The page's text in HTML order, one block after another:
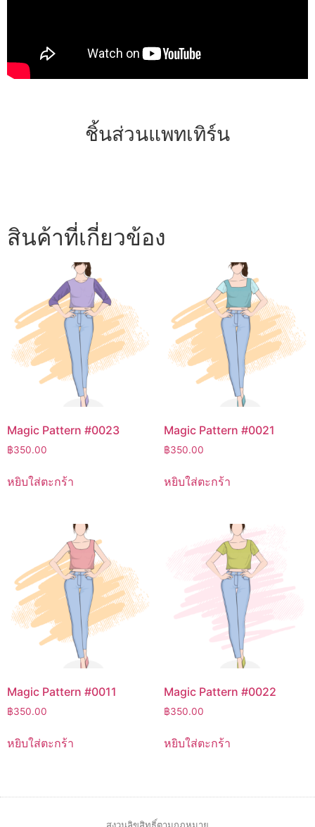
ชิ้นส่วนแพทเทิร์น
สินค้าที่เกี่ยวข้อง
Magic Pattern #0023
฿350.00
หยิบใส่ตะกร้า
Magic Pattern #0021
฿350.00
หยิบใส่ตะกร้า
Magic Pattern #0011
฿350.00
หยิบใส่ตะกร้า
Magic Pattern #0022
฿350.00
หยิบใส่ตะกร้า